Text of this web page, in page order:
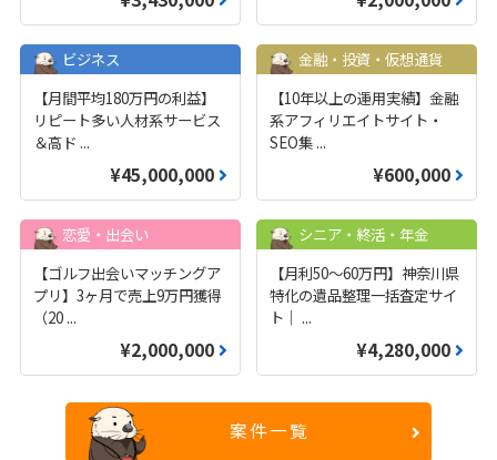
ビジネス
【月間平均180万円の利益】
リピート多い人材系サービス
＆高ド ...
¥45,000,000
金融・投資・仮想通貨
【10年以上の運用実績】金融
系アフィリエイトサイト・
SEO集 ...
¥600,000
恋愛・出会い
【ゴルフ出会いマッチングア
プリ】3ヶ月で売上9万円獲得
（20 ...
¥2,000,000
シニア・終活・年金
【月利50〜60万円】神奈川県
特化の遺品整理一括査定サイ
ト｜ ...
¥4,280,000
案件一覧